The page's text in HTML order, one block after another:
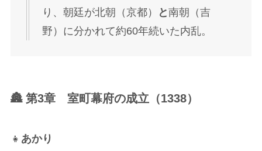
り、朝廷が北朝（京都）
と南朝（吉
野）に分かれて約60年続いた内乱。
🏯 第3章 室町幕府の成立（1338）
👧 あかり